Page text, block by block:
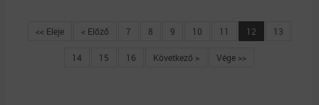
<< Eleje < Előző 7 8 9 10 11 12 13
14 15 16 Következő > Vége >>